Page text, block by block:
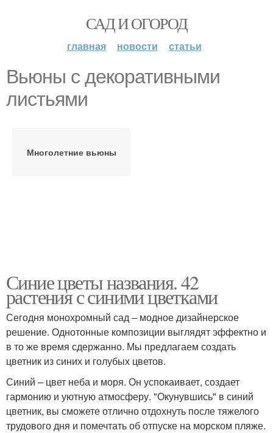
САД И ОГОРОД
главная новости статьи
Вьюны с декоративными
листьями
Многолетние вьюны
Синие цветы названия. 42
растения с синими цветками
Сегодня монохромный сад – модное дизайнерское
решение. Однотонные композиции выглядят эффектно и
в то же время сдержанно. Мы предлагаем создать
цветник из синих и голубых цветов.
Синий – цвет неба и моря. Он успокаивает, создает
гармонию и уютную атмосферу. "Окунувшись" в синий
цветник, вы сможете отлично отдохнуть после тяжелого
трудового дня и помечтать об отпуске на морском пляже.